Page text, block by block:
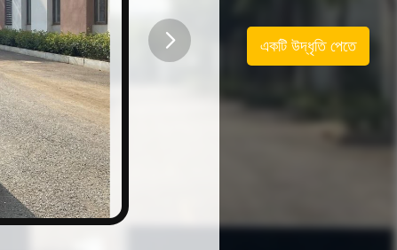
একটি উদ্ধৃতি পেতে